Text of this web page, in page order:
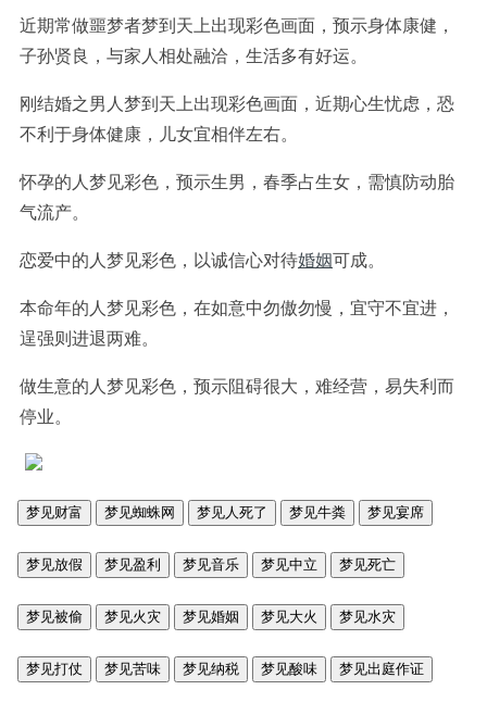
近期常做噩梦者梦到天上出现彩色画面，预示身体康健，
子孙贤良，与家人相处融洽，生活多有好运。
刚结婚之男人梦到天上出现彩色画面，近期心生忧虑，恐
不利于身体健康，儿女宜相伴左右。
怀孕的人梦见彩色，预示生男，春季占生女，需慎防动胎
气流产。
恋爱中的人梦见彩色，以诚信心对待婚姻可成。
本命年的人梦见彩色，在如意中勿傲勿慢，宜守不宜进，
逞强则进退两难。
做生意的人梦见彩色，预示阻碍很大，难经营，易失利而
停业。
梦见财富 梦见蜘蛛网 梦见人死了 梦见牛粪 梦见宴席
梦见放假 梦见盈利 梦见音乐 梦见中立 梦见死亡
梦见被偷 梦见火灾 梦见婚姻 梦见大火 梦见水灾
梦见打仗 梦见苦味 梦见纳税 梦见酸味 梦见出庭作证